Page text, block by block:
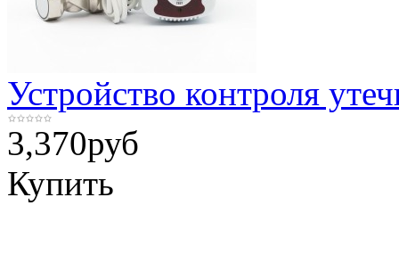
Устройство контроля
3,370руб
Купить